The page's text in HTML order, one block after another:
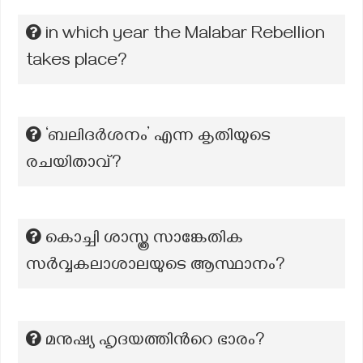
in which year the Malabar Rebellion
takes place?
‘ബലിദർശനം’ എന്ന കൃതിയുടെ
രചയിതാവ്?
കൊച്ചി ശാസ്ത്ര സാങ്കേതിക
സർവ്വകലാശാലയുടെ ആസ്ഥാനം?
മനുഷ്യ ഹൃദയത്തിൻറെ ഭാരം?